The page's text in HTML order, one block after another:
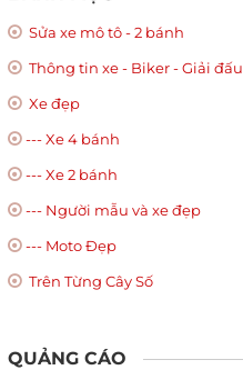
Sửa xe mô tô - 2 bánh
Thông tin xe - Biker - Giải đấu
Xe đẹp
--- Xe 4 bánh
--- Xe 2 bánh
--- Người mẫu và xe đẹp
--- Moto Đẹp
Trên Từng Cây Số
QUẢNG CÁO